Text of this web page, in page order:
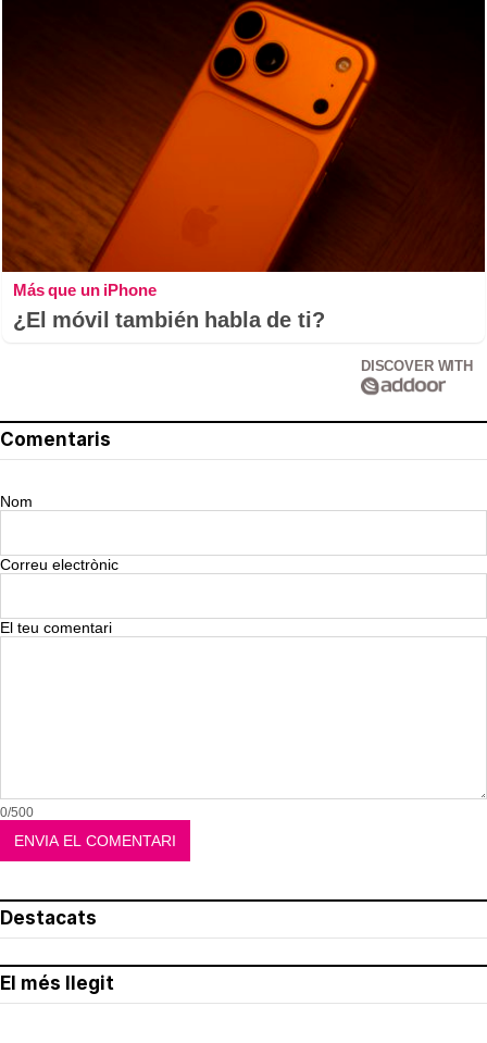
Más que un iPhone
¿El móvil también habla de ti?
DISCOVER WITH
Comentaris
Nom
Correu electrònic
El teu comentari
0/500
Destacats
El més llegit